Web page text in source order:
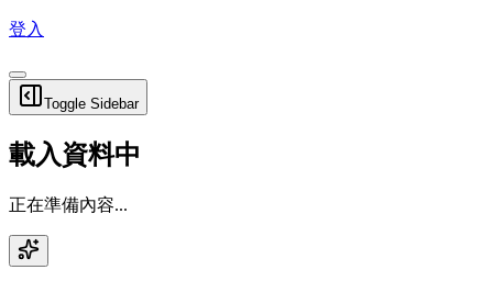
登入
Toggle Sidebar
載入資料中
正在準備內容...